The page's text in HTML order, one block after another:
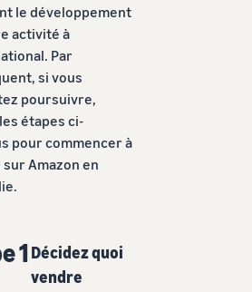
le développement
activité à
Par
si vous
poursuivre,
étapes ci-
pour commencer à
Amazon en
1Décidez quoi
vendre